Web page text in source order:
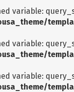
variable:
variable:
variable: